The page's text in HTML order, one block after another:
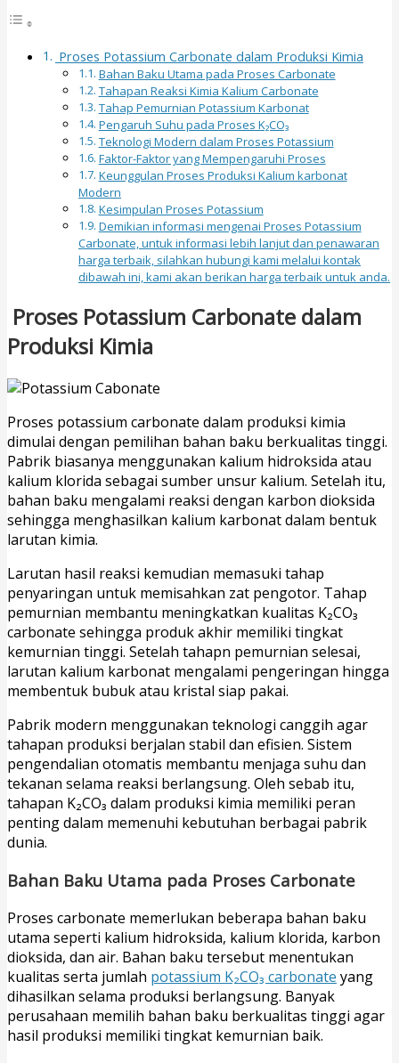
Proses Potassium Carbonate dalam Produksi Kimia
Bahan Baku Utama pada Proses Carbonate
Tahapan Reaksi Kimia Kalium Carbonate
Tahap Pemurnian Potassium Karbonat
Pengaruh Suhu pada Proses K₂CO₃
Teknologi Modern dalam Proses Potassium
Faktor-Faktor yang Mempengaruhi Proses
Keunggulan Proses Produksi Kalium karbonat
Modern
Kesimpulan Proses Potassium
Demikian informasi mengenai Proses Potassium
Carbonate, untuk informasi lebih lanjut dan penawaran
harga terbaik, silahkan hubungi kami melalui kontak
dibawah ini, kami akan berikan harga terbaik untuk anda.
Proses Potassium Carbonate dalam
Produksi Kimia
Proses potassium carbonate dalam produksi kimia
dimulai dengan pemilihan bahan baku berkualitas tinggi.
Pabrik biasanya menggunakan kalium hidroksida atau
kalium klorida sebagai sumber unsur kalium. Setelah itu,
bahan baku mengalami reaksi dengan karbon dioksida
sehingga menghasilkan kalium karbonat dalam bentuk
larutan kimia.
Larutan hasil reaksi kemudian memasuki tahap
penyaringan untuk memisahkan zat pengotor. Tahap
pemurnian membantu meningkatkan kualitas K₂CO₃
carbonate sehingga produk akhir memiliki tingkat
kemurnian tinggi. Setelah tahapn pemurnian selesai,
larutan kalium karbonat mengalami pengeringan hingga
membentuk bubuk atau kristal siap pakai.
Pabrik modern menggunakan teknologi canggih agar
tahapan produksi berjalan stabil dan efisien. Sistem
pengendalian otomatis membantu menjaga suhu dan
tekanan selama reaksi berlangsung. Oleh sebab itu,
tahapan K₂CO₃ dalam produksi kimia memiliki peran
penting dalam memenuhi kebutuhan berbagai pabrik
dunia.
Bahan Baku Utama pada Proses Carbonate
Proses carbonate memerlukan beberapa bahan baku
utama seperti kalium hidroksida, kalium klorida, karbon
dioksida, dan air. Bahan baku tersebut menentukan
kualitas serta jumlah potassium K₂CO₃ carbonate yang
dihasilkan selama produksi berlangsung. Banyak
perusahaan memilih bahan baku berkualitas tinggi agar
hasil produksi memiliki tingkat kemurnian baik.